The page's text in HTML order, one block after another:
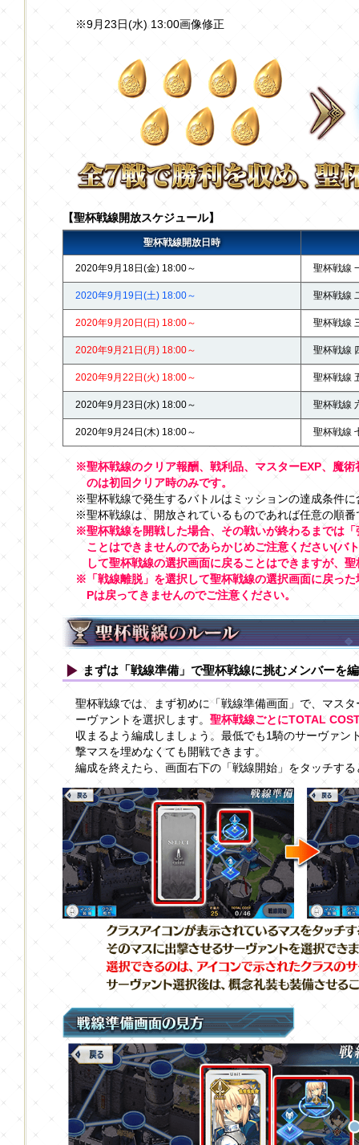
※9月23日(水) 13:00画像修正
【聖杯戦線開放スケジュール】
聖杯戦線開放日時
2020年9月18日(金) 18:00～ 聖杯戦線
2020年9月19日(土) 18:00～ 聖杯戦線
2020年9月20日(日) 18:00～ 聖杯戦線
2020年9月21日(月) 18:00～ 聖杯戦線
2020年9月22日(火) 18:00～ 聖杯戦線
2020年9月23日(水) 18:00～ 聖杯戦線
2020年9月24日(木) 18:00～ 聖杯戦線
※聖杯戦線のクリア報酬、戦利品、マスターEXP、魔
のは初回クリア時のみです。
※聖杯戦線で発生するバトルはミッションの達成条件に
※聖杯戦線は、開放されているものであれば任意の順
※聖杯戦線を開戦した場合、その戦いが終わるまでは
ことはできませんのであらかじめご注意ください(バ
して聖杯戦線の選択画面に戻ることはできますが、
※「戦線離脱」を選択して聖杯戦線の選択画面に戻っ
Pは戻ってきませんのでご注意ください。
まずは「戦線準備」で聖杯戦線に挑むメンバーを
聖杯戦線では、まず初めに「戦線準備画面」で、マス
ーヴァントを選択します。 聖杯戦線ごとにTOTAL
収まるよう編成しましょう。最低でも1騎のサーヴァン
撃マスを埋めなくても開戦できます。
編成を終えたら、画面右下の「戦線開始」をタッチす